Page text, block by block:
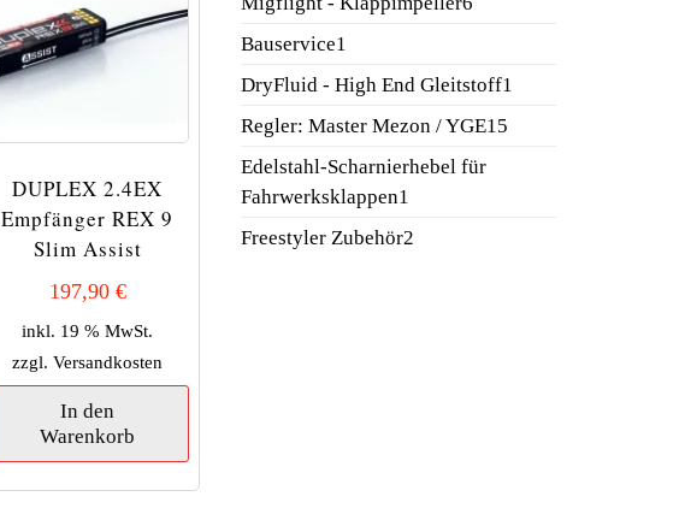
DUPLEX 2.4EX
Empfänger REX 9
Slim Assist
197,90 €
inkl. 19 % MwSt.
zzgl.Versandkosten
In den
Warenkorb
Bauservice1
Produkt
DryFluid - High End Gleitstoff1
Regler: Master Mezon / YGE1515
Edelstahl-Scharnierhebel für
Fahrwerksklappen1
Freestyler Zubehör22